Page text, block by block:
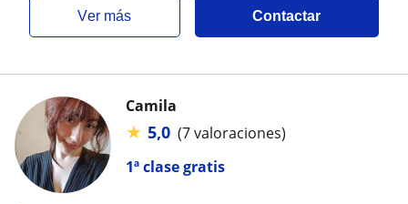
ver más Contactar
1ª clase gratis
Camila
★ 5,0 (7 valoraciones)